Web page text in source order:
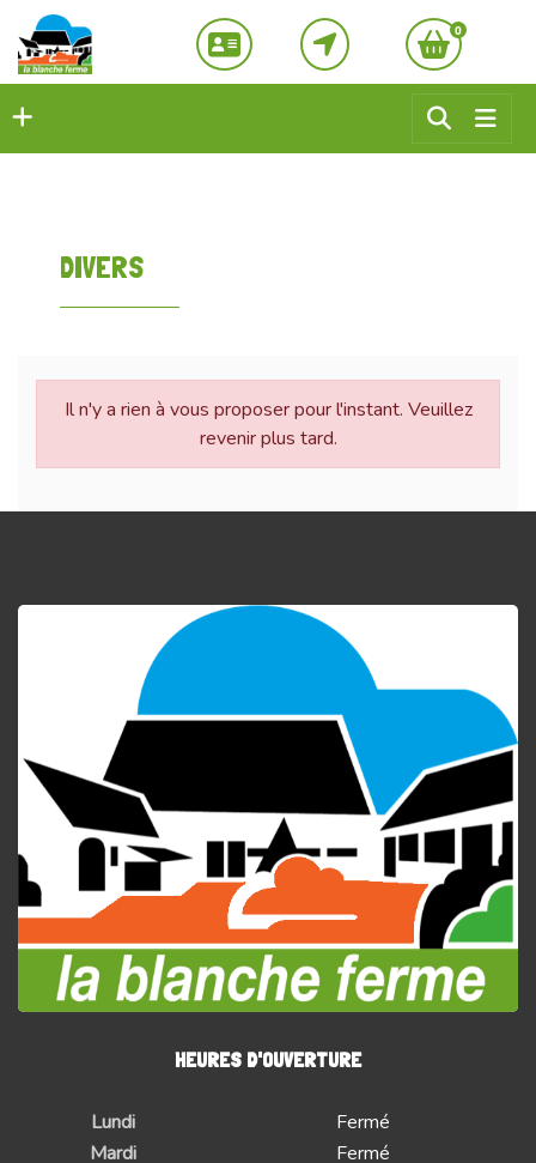
0
DIVERS
Il n'y a rien à vous proposer pour l'instant. Veuillez
revenir plus tard.
HEURES D'OUVERTURE
Lundi
Fermé
Mardi
Fermé